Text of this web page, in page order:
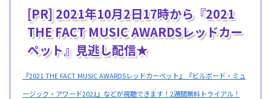
[PR] 2021年10月2日17時から『2021
THE FACT MUSIC AWARDSレッドカー
ペット』見逃し配信★
『2021 THE FACT MUSIC AWARDSレッドカーペット』『ビルボード・ミュ
ージック・アワード2021』などが視聴できます！2週間無料トライアル！